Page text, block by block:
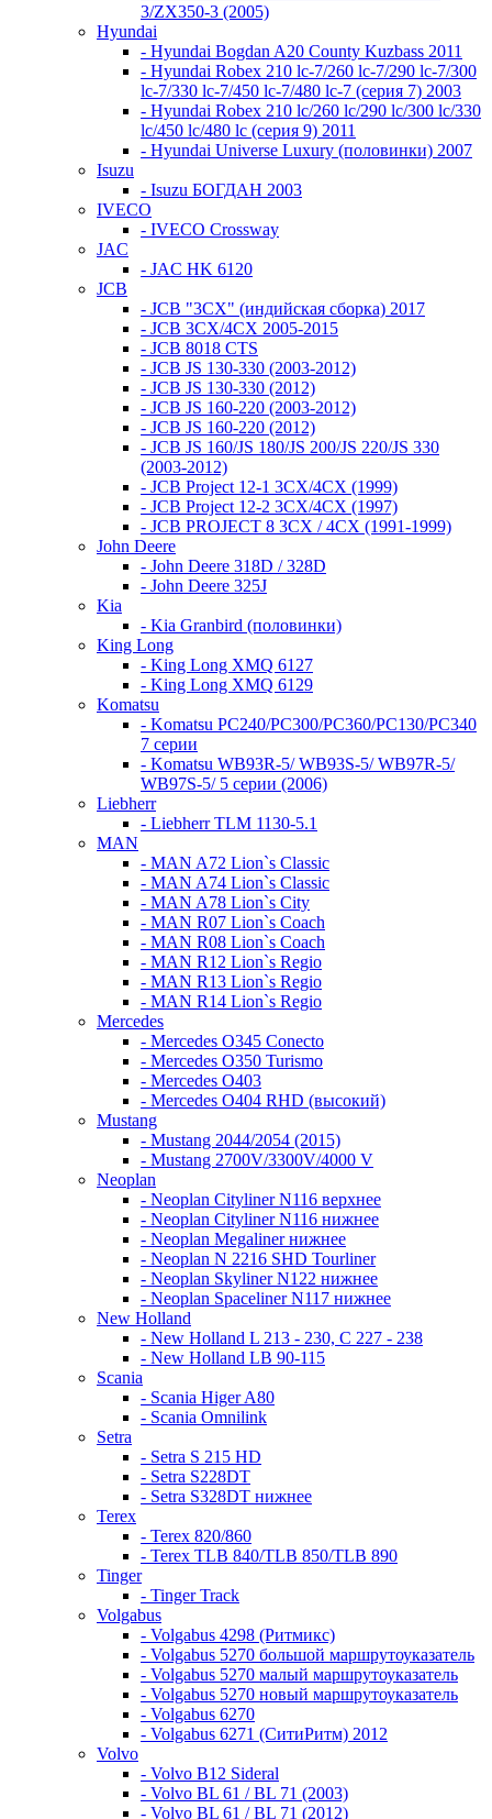
3/ZX350-3 (2005)
Hyundai
- Hyundai Bogdan A20 County Kuzbass 2011
- Hyundai Robex 210 lc-7/260 lc-7/290 lc-7/300
lc-7/330 lc-7/450 lc-7/480 lc-7 (серия 7) 2003
- Hyundai Robex 210 lc/260 lc/290 lc/300 lc/330
lc/450 lc/480 lc (серия 9) 2011
- Hyundai Universe Luxury (половинки) 2007
Isuzu
- Isuzu БОГДАН 2003
IVECO
- IVECO Crossway
JAC
- JAC HK 6120
JCB
- JCB "3СХ" (индийская сборка) 2017
- JCB 3СХ/4СХ 2005-2015
- JCB 8018 CTS
- JCB JS 130-330 (2003-2012)
- JCB JS 130-330 (2012)
- JCB JS 160-220 (2003-2012)
- JCB JS 160-220 (2012)
- JCB JS 160/JS 180/JS 200/JS 220/JS 330
(2003-2012)
- JCB Project 12-1 3CX/4CX (1999)
- JCB Project 12-2 3CX/4CX (1997)
- JCB PROJECT 8 3CX / 4CX (1991-1999)
John Deere
- John Deere 318D / 328D
- John Deere 325J
Kia
- Kia Granbird (половинки)
King Long
- King Long XMQ 6127
- King Long XMQ 6129
Komatsu
- Komatsu PC240/PC300/PC360/PC130/PC340
7 серии
- Komatsu WB93R-5/ WB93S-5/ WB97R-5/
WB97S-5/ 5 серии (2006)
Liebherr
- Liebherr TLM 1130-5.1
MAN
- MAN A72 Lion`s Classic
- MAN A74 Lion`s Classic
- MAN A78 Lion`s City
- MAN R07 Lion`s Coach
- MAN R08 Lion`s Coach
- MAN R12 Lion`s Regio
- MAN R13 Lion`s Regio
- MAN R14 Lion`s Regio
Mercedes
- Mercedes O345 Conectо
- Mercedes O350 Turismo
- Mercedes O403
- Mercedes O404 RHD (высокий)
Mustang
- Mustang 2044/2054 (2015)
- Mustang 2700V/3300V/4000 V
Neoplan
- Neoplan Cityliner N116 верхнее
- Neoplan Cityliner N116 нижнее
- Neoplan Megaliner нижнее
- Neoplan N 2216 SHD Tourliner
- Neoplan Skyliner N122 нижнее
- Neoplan Spaceliner N117 нижнее
New Holland
- New Holland L 213 - 230, C 227 - 238
- New Holland LB 90-115
Scania
- Scania Higer A80
- Scania Omnilink
Setra
- Setra S 215 HD
- Setra S228DT
- Setra S328DT нижнее
Terex
- Terex 820/860
- Terex TLB 840/TLB 850/TLB 890
Tinger
- Tinger Track
Volgabus
- Volgabus 4298 (Ритмикс)
- Volgabus 5270 большой маршрутоуказатель
- Volgabus 5270 малый маршрутоуказатель
- Volgabus 5270 новый маршрутоуказатель
- Volgabus 6270
- Volgabus 6271 (СитиРитм) 2012
Volvo
- Volvo B12 Sideral
- Volvo BL 61 / BL 71 (2003)
- Volvo BL 61 / BL 71 (2012)